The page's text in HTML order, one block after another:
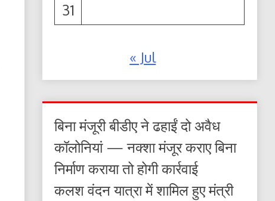
31
« Jul
बिना मंजूरी बीडीए ने ढहाईं दो अवैध
कॉलोनियां — नक्शा मंजूर कराए बिना
निर्माण कराया तो होगी कार्रवाई
कलश वंदन यात्रा में शामिल हुए मंत्री